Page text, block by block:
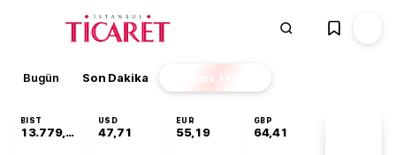
Bugün Son Dakika Finans EKSTRA
BIST
13.779,39
USD
47,71
EUR
55,19
GBP
64,41